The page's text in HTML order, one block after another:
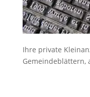
Ihre private
Gemeindeblättern,